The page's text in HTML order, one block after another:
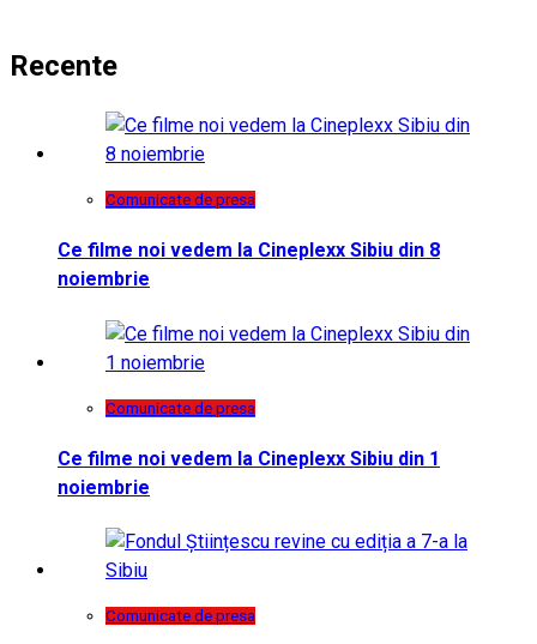
Recente
Comunicate de presa
Ce filme noi vedem la Cineplexx Sibiu din 8
noiembrie
Comunicate de presa
Ce filme noi vedem la Cineplexx Sibiu din 1
noiembrie
Comunicate de presa